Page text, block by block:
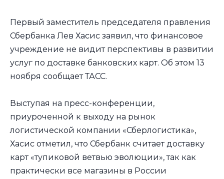
Первый заместитель председателя правления
Сбербанка Лев Хасис заявил, что финансовое
учреждение не видит перспективы в развитии
услуг по доставке банковских карт. Об этом 13
ноября сообщает ТАСС.
Выступая на пресс-конференции,
приуроченной к выходу на рынок
логистической компании «Сберлогистика»,
Хасис отметил, что Сбербанк считает доставку
карт «тупиковой ветвью эволюции», так как
практически все магазины в России